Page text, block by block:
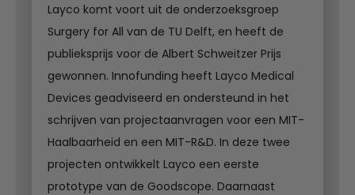
Layco komt voort uit de onderzoeksgroep
Surgery for All van de TU Delft, en heeft de
publieksprijs voor de Albert Schweitzer Prijs
gewonnen. Innofunding heeft Layco Medical
Devices geadviseerd en ondersteund in het
schrijven van projectaanvragen voor een MIT-
Haalbaarheid en een MIT-R&D. In deze twee
projecten ontwikkelt Layco een eerste
prototype van de Goodscope. Daarnaast